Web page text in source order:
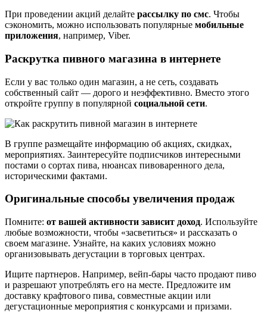
При проведении акций делайте рассылку по смс. Чтобы
сэкономить, можно использовать популярные мобильные
приложения, например, Viber.
Раскрутка пивного магазина в интернете
Если у вас только один магазин, а не сеть, создавать
собственный сайт — дорого и неэффективно. Вместо этого
откройте группу в популярной социальной сети.
В группе размещайте информацию об акциях, скидках,
мероприятиях. Заинтересуйте подписчиков интересными
постами о сортах пива, нюансах пивоваренного дела,
историческими фактами.
Оригинальные способы увеличения продаж
Помните: от вашей активности зависит доход. Используйте
любые возможности, чтобы «засветиться» и рассказать о
своем магазине. Узнайте, на каких условиях можно
организовывать дегустации в торговых центрах.
Ищите партнеров. Например, вейп-бары часто продают пиво
и разрешают употреблять его на месте. Предложите им
доставку крафтового пива, совместные акции или
дегустационные мероприятия с конкурсами и призами.